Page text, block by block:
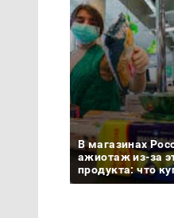
В магазинах
ажиотаж из-за
продукта: что